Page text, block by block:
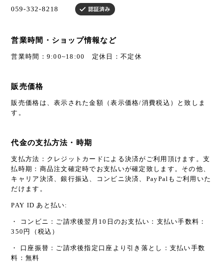
営業時間・ショップ情報など
営業時間：9:00~18:00 定休日：不定休
販売価格
販売価格は、表示された金額（表示価格/消費税込）と致しま
す。
代金の支払方法・時期
支払方法：クレジットカードによる決済がご利用頂けます。支
払時期：商品注文確定時でお支払いが確定致します。その他、
キャリア決済、銀行振込、コンビニ決済、PayPalもご利用いた
だけます。
PAY ID あと払い:
・ コンビニ：ご請求後翌月10日のお支払い：支払い手数料：
350円（税込）
・ 口座振替：ご請求後指定口座より引き落とし：支払い手数
料：無料